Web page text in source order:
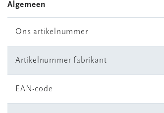
Algemeen
Ons artikelnummer
Artikelnummer fabrikant
EAN-code